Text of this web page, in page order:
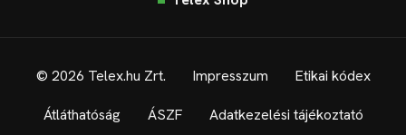
© 2026 Telex.hu Zrt. Impresszum Etikai kódex
Átláthatóság ÁSZF Adatkezelési tájékoztató